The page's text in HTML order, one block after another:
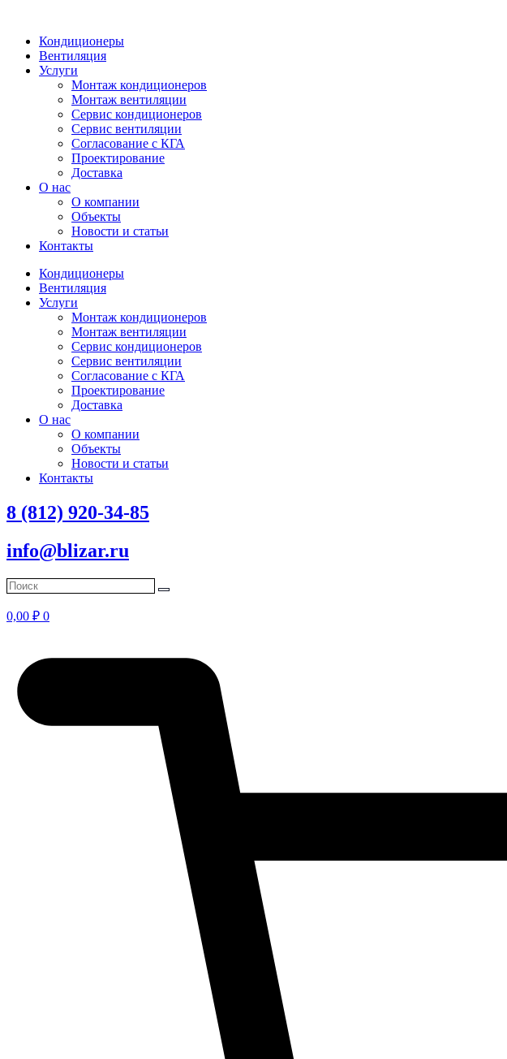
Кондиционеры
Вентиляция
Услуги
Монтаж кондиционеров
Монтаж вентиляции
Сервис кондиционеров
Сервис вентиляции
Согласование с КГА
Проектирование
Доставка
О нас
О компании
Объекты
Новости и статьи
Контакты
Кондиционеры
Вентиляция
Услуги
Монтаж кондиционеров
Монтаж вентиляции
Сервис кондиционеров
Сервис вентиляции
Согласование с КГА
Проектирование
Доставка
О нас
О компании
Объекты
Новости и статьи
Контакты
8 (812) 920-34-85
info@blizar.ru
0,00 ₽ 0